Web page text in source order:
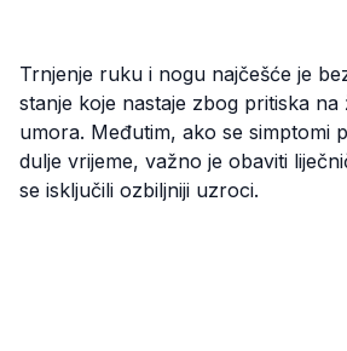
Trnjenje ruku i nogu najčešće je
stanje koje nastaje zbog pritiska na
umora. Međutim, ako se simptomi
dulje vrijeme, važno je obaviti
se isključili ozbiljniji uzroci.